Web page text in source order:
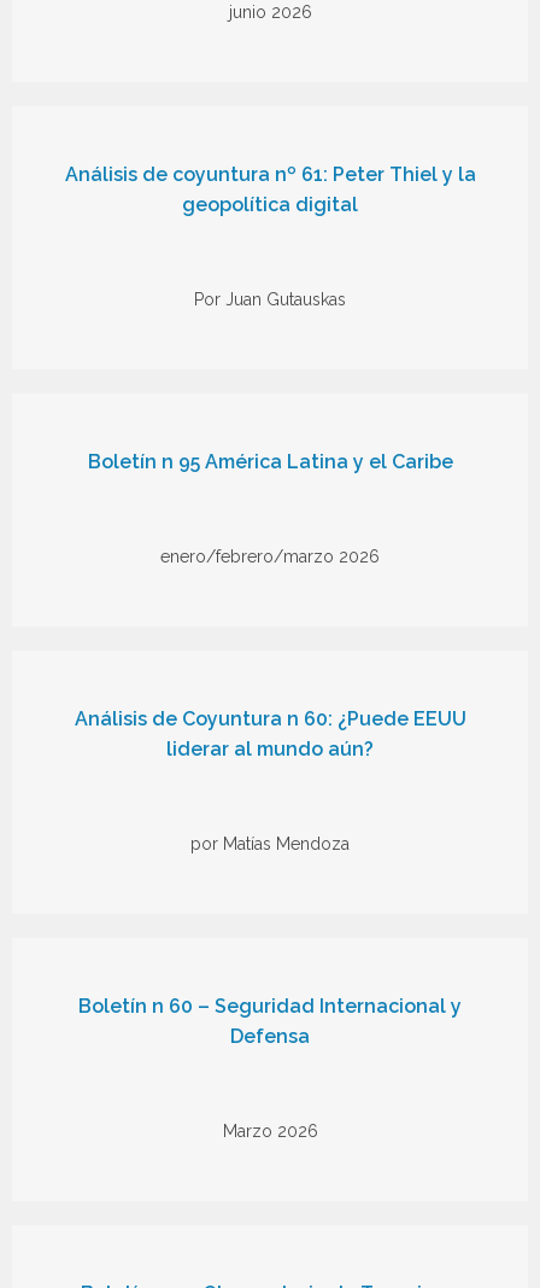
junio 2026
Análisis de coyuntura nº 61: Peter Thiel y la
geopolítica digital
Por Juan Gutauskas
Boletín n 95 América Latina y el Caribe
enero/febrero/marzo 2026
Análisis de Coyuntura n 60: ¿Puede EEUU
liderar al mundo aún?
por Matías Mendoza
Boletín n 60 – Seguridad Internacional y
Defensa
Marzo 2026